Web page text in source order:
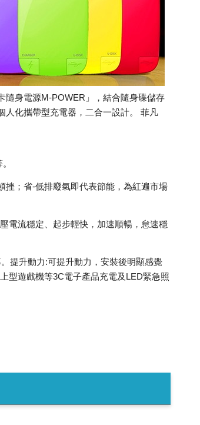
隨身電源M-POWER」，結合隨身碟儲存
人化攜帶型充電器，二合一設計。 菲凡
挫；省-低排廢氣即代表節能，為紅遍市場
電流穩定、起步輕快，加速順暢，怠速穩
提升動力:可提升動力，安裝後明顯感覺
型遊戲機等3C電子產品充電及LED緊急照